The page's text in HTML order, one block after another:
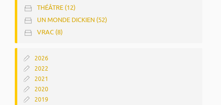
THÉÂTRE (12)
UN MONDE DICKIEN (52)
VRAC (8)
2026
2022
2021
2020
2019